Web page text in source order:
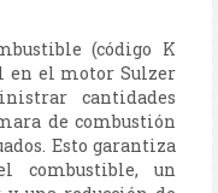
(código K
en el motor Sulzer
cantidades
de combustión
Esto garantiza
combustible, un